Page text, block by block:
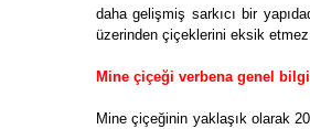
daha gelişmiş sarkıcı bir
üzerinden çiçeklerini eksik etmez.
Mine çiçeği verbena genel
Mine çiçeğinin yaklaşık olarak